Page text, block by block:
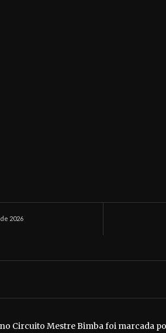
2026
Circuito Mestre Bimba foi marcada